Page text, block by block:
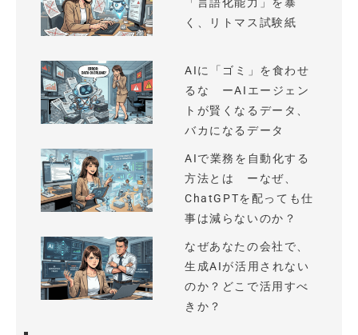
「言語化能力」を暴
く、リトマス試験紙
AIに「ゴミ」を食わせ
るな ーAIエージェン
トが賢くなるデータ、
バカになるデータ
AIで業務を自動化する
方法とは ーなぜ、
ChatGPTを配っても仕
事は減らないのか？
なぜあなたの会社で、
生成AIが活用されない
のか？どこで活用すべ
きか？